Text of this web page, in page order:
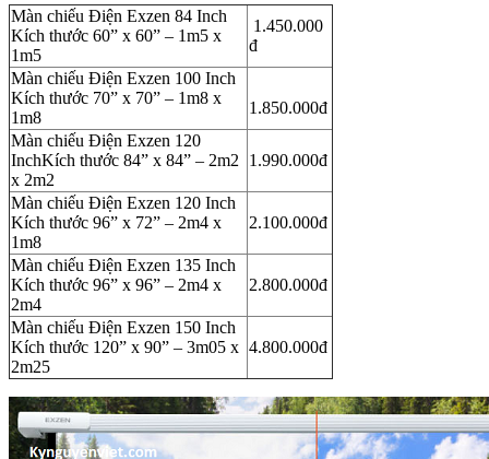
Màn chiếu Điện Exzen 84 Inch
Kích thước 60” x 60” – 1m5 x
1m5
1.450.000
đ
Màn chiếu Điện Exzen 100 Inch
Kích thước 70” x 70” – 1m8 x
1m8
1.850.000đ
Màn chiếu Điện Exzen 120
InchKích thước 84” x 84” – 2m2
x 2m2
1.990.000đ
Màn chiếu Điện Exzen 120 Inch
Kích thước 96” x 72” – 2m4 x
1m8
2.100.000đ
Màn chiếu Điện Exzen 135 Inch
Kích thước 96” x 96” – 2m4 x
2m4
2.800.000đ
Màn chiếu Điện Exzen 150 Inch
Kích thước 120” x 90” – 3m05 x
2m25
4.800.000đ